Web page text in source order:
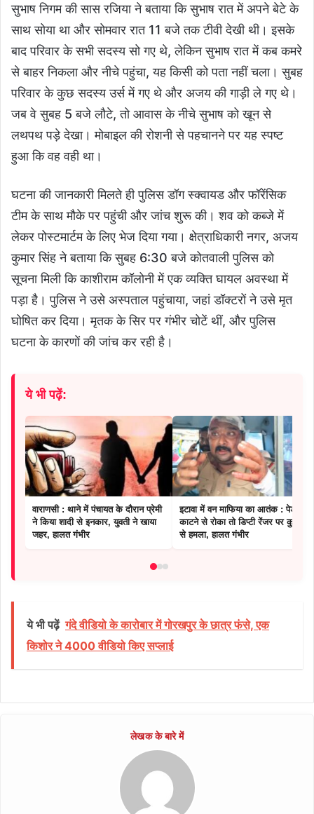
सुभाष निगम की सास रजिया ने बताया कि सुभाष रात में अपने बेटे के
साथ सोया था और सोमवार रात 11 बजे तक टीवी देखी थी। इसके
बाद परिवार के सभी सदस्य सो गए थे, लेकिन सुभाष रात में कब कमरे
से बाहर निकला और नीचे पहुंचा, यह किसी को पता नहीं चला। सुबह
परिवार के कुछ सदस्य उर्स में गए थे और अजय की गाड़ी ले गए थे।
जब वे सुबह 5 बजे लौटे, तो आवास के नीचे सुभाष को खून से
लथपथ पड़े देखा। मोबाइल की रोशनी से पहचानने पर यह स्पष्ट
हुआ कि वह वही था।
घटना की जानकारी मिलते ही पुलिस डॉग स्क्वायड और फॉरेंसिक
टीम के साथ मौके पर पहुंची और जांच शुरू की। शव को कब्जे में
लेकर पोस्टमार्टम के लिए भेज दिया गया। क्षेत्राधिकारी नगर, अजय
कुमार सिंह ने बताया कि सुबह 6:30 बजे कोतवाली पुलिस को
सूचना मिली कि काशीराम कॉलोनी में एक व्यक्ति घायल अवस्था में
पड़ा है। पुलिस ने उसे अस्पताल पहुंचाया, जहां डॉक्टरों ने उसे मृत
घोषित कर दिया। मृतक के सिर पर गंभीर चोटें थीं, और पुलिस
घटना के कारणों की जांच कर रही है।
ये भी पढ़ें:
वाराणसी : थाने में पंचायत के दौरान प्रेमी
ने किया शादी से इनकार, युवती ने खाया
जहर, हालत गंभीर
इटावा में वन माफिया का आतंक : पेड़
काटने से रोका तो डिप्टी रेंजर पर कुल्हाड़ी
से हमला, हालत गंभीर
ये भी पढ़ें गंदे वीडियो के कारोबार में गोरखपुर के छात्र फंसे, एक
किशोर ने 4000 वीडियो किए सप्लाई